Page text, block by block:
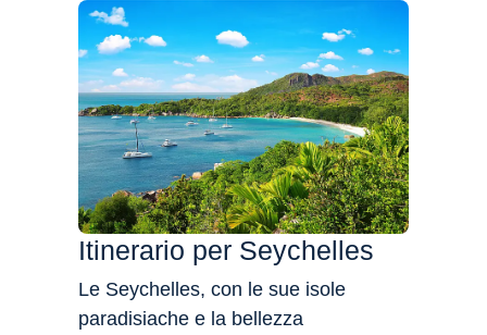
Itinerario per Seychelles
Le Seychelles, con le sue isole
paradisiache e la bellezza